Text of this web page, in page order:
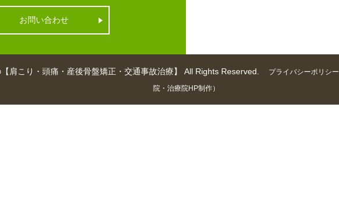
お問い合わせ
肩こり・頭痛・産後骨盤矯正・交通事故治療】 All Rights Reserved. プライバシーポリシー
院・治療院HP制作）